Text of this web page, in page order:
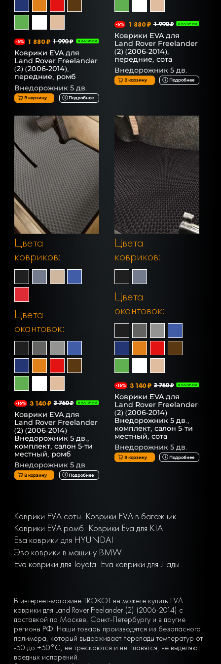
-6% 1 880 ₽ 1 990 ₽ В НАЛИЧИИ
Коврики EVA для
Land Rover Freelander
(2) (2006-2014),
передние, ромб
Внедорожник 5 дв.
В корзину Подробнее
-6% 1 880 ₽ 1 990 ₽ В НАЛИЧИИ
Коврики EVA для
Land Rover Freelander
(2) (2006-2014),
передние, сота
Внедорожник 5 дв.
В корзину Подробнее
Цвета
ковриков:
Цвета
окантовок:
-16% 3 140 ₽ 3 760 ₽ В НАЛИЧИИ
Коврики EVA для
Land Rover Freelander
(2) (2006-2014)
Внедорожник 5 дв.,
комплект, салон 5-ти
местный, ромб
Внедорожник 5 дв.
В корзину Подробнее
Цвета
ковриков:
Цвета
окантовок:
-16% 3 140 ₽ 3 760 ₽ В НАЛИЧИИ
Коврики EVA для
Land Rover Freelander
(2) (2006-2014)
Внедорожник 5 дв.,
комплект, салон 5-ти
местный, сота
Внедорожник 5 дв.
В корзину Подробнее
Коврики EVA соты Коврики EVA в багажник
Коврики EVA ромб Коврики Eva для KIA
Ева коврики для HYUNDAI
Эво коврики в машину BMW
Eva коврики для Toyota Eva коврики для Лады
В интернет-магазине TROKOT вы можете купить EVA
коврики для Land Rover Freelander (2) (2006-2014) с
доставкой по Москве, Санкт-Петербургу и в другие
регионы РФ. Наши товары производятся из безопасного
полимера, который выдерживает перепады температур от
-50 до +50°С, не трескаются и не плавятся, не выделяют
вредных испарений.